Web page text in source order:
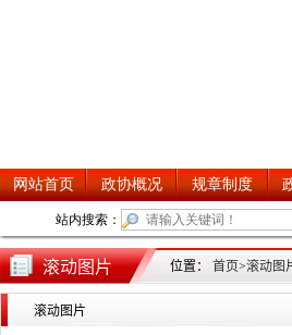
滚动图片 位置： 首页>滚动图
滚动图片